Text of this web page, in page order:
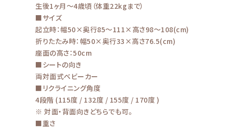
生後1ヶ月～4歳頃（体重22kgまで）
■サイズ
起立時：幅50×奥行85～111×高さ98～108(cm)
折りたたみ時：幅50×奥行33×高さ76.5(cm)
座面の高さ：50cm
■シートの向き
両対面式ベビーカー
■リクライニング角度
4段階 (115度 / 132度 / 155度 / 170度 )
※ 対面・背面向きどちらでも可。
■重さ